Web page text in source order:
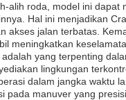
alih roda, model ini
Hal ini menjadikan
akses jalan terbatas.
meningkatkan
yang terpenting
lingkungan
dalam jangka waktu
pada manuver yang